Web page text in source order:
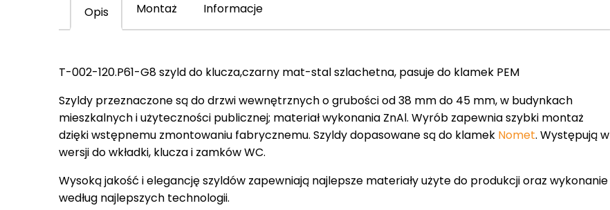
Opis Montaż Informacje
T-002-120.P61-G8 szyld do klucza,czarny mat-stal szlachetna, pasuje do klamek PEM
Szyldy przeznaczone są do drzwi wewnętrznych o grubości od 38 mm do 45 mm, w budynkach
mieszkalnych i użyteczności publicznej; materiał wykonania ZnAl. Wyrób zapewnia szybki montaż
dzięki wstępnemu zmontowaniu fabrycznemu. Szyldy dopasowane są do klamek Nomet. Występują w
wersji do wkładki, klucza i zamków WC.
Wysoką jakość i elegancję szyldów zapewniają najlepsze materiały użyte do produkcji oraz wykonanie
według najlepszych technologii.